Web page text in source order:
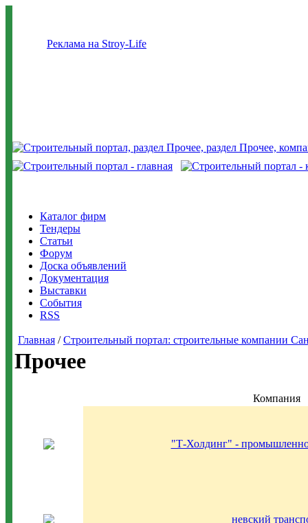
Реклама на Stroy-Life
Каталог фирм
Тендеры
Статьи
Форум
Доска объявлений
Документация
Выставки
События
RSS
Главная /Строительный портал: строительные компании
Прочее
Компания
"Т-Холдинг" -
невский